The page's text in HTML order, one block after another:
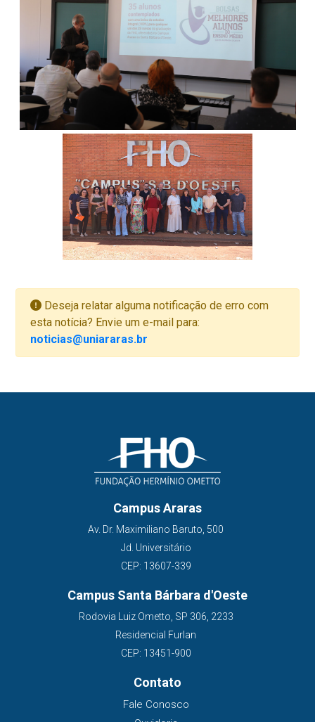
Deseja relatar alguma notificação de erro com
esta notícia? Envie um e-mail para:
noticias@uniararas.br
Campus Araras
Av. Dr. Maximiliano Baruto, 500
Jd. Universitário
CEP: 13607-339
Campus Santa Bárbara d'Oeste
Rodovia Luiz Ometto, SP 306, 2233
Residencial Furlan
CEP: 13451-900
Contato
Fale Conosco